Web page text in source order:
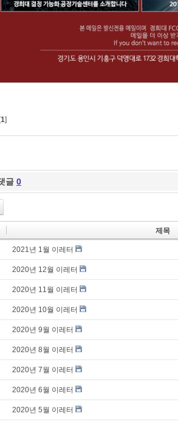
1]
글 0
제목
2021년 1월 이레터
2020년 12월 이레터
2020년 11월 이레터
2020년 10월 이레터
2020년 9월 이레터
2020년 8월 이레터
2020년 7월 이레터
2020년 6월 이레터
2020년 5월 이레터